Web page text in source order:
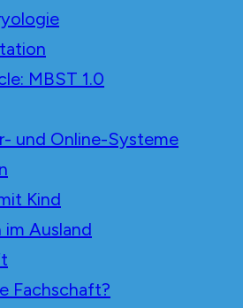
MBST 1.0
und Online-Systeme
Kind
Ausland
Fachschaft?